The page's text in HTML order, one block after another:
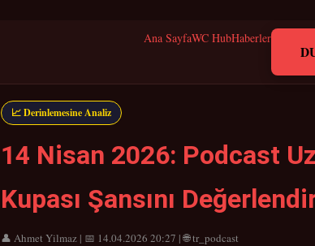
Ana SayfaWC HubHaberler
📈 Derinlemesine Analiz
14 Nisan 2026: Podcast
Kupası Şansını
👤 Ahmet Yilmaz | 📅 14.04.2026 20:27 | 🌐 tr_podcast